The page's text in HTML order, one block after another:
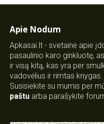
Apie Nodum
Apkasai.lt - svetainė apie
pasaulinio karo ginkluotę,
ir visą kitą, kas yra per
vadovėlius ir rimtas
Susisiekite su mumis per
paštu arba parašykite